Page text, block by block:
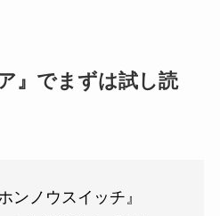
』でまずは試し読
ホンノウスイッチ』